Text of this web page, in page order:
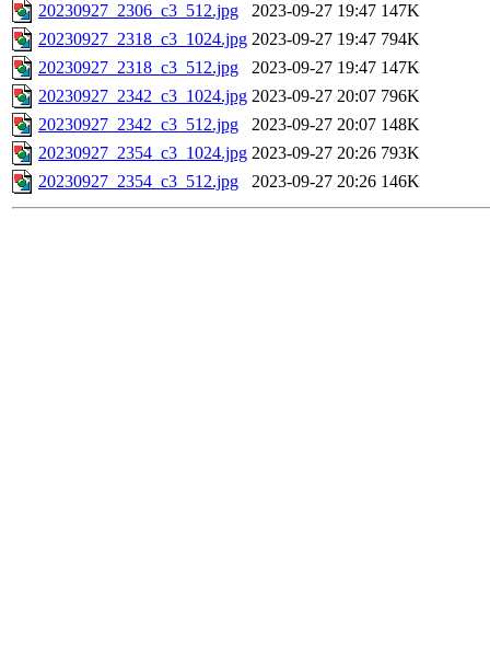
20230927_2306_c3_512.jpg
2023-09-27 19:47 147K
20230927_2318_c3_1024.jpg 2023-09-27 19:47 794K
20230927_2318_c3_512.jpg
2023-09-27 19:47 147K
20230927_2342_c3_1024.jpg 2023-09-27 20:07 796K
20230927_2342_c3_512.jpg
2023-09-27 20:07 148K
20230927_2354_c3_1024.jpg 2023-09-27 20:26 793K
20230927_2354_c3_512.jpg
2023-09-27 20:26 146K